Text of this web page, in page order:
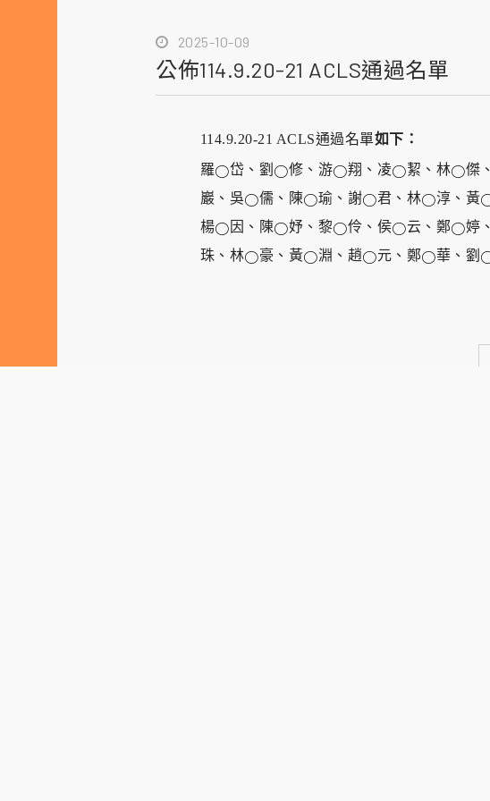
2025-10-09
公佈114.9.20-21 ACLS通過名單
114.9.20-21 ACLS通過名單如下：
羅○岱、劉 ○修、游○翔、凌○絜、林○傑
巖、吳○儒、陳○瑜、謝○君、林○淳、黃
楊○ 因、陳○妤、黎○伶、侯○云、鄭○婷
珠、林○豪、黃○淵、趙○元、鄭○華、劉